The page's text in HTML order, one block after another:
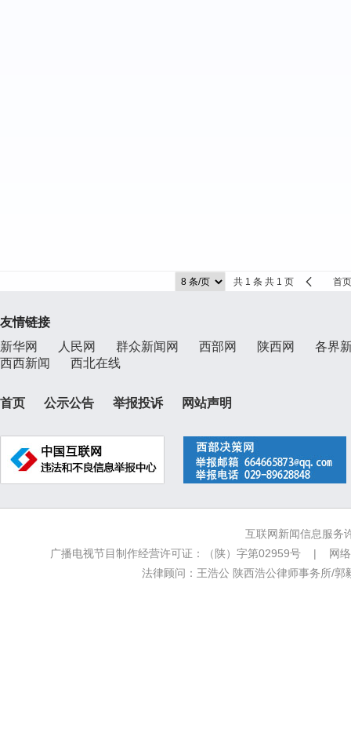
共 1 条 共 1 页 首页
友情链接
新华网
人民网 群众新闻网 西部网 陕西网
各界
西西新闻
西北在线
首页 公示公告 举报投诉 网站声明
互联网新闻信息服
广播电视节目制作经营许可证：（陕）字第02959号 |
法律顾问：王浩公 陕西浩公律师事务